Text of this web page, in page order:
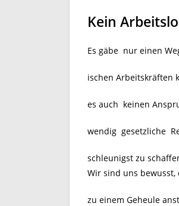
Kein
Es gäbe nur einen
ischen Arbeitskräften
es auch keinen
wendig gesetzliche
schleunigst zu
Wir sind uns
zu einem Geheule